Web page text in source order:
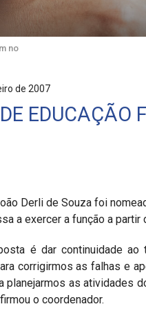
novo coordenador
de 2007
EDUCAÇÃO
Derli de Souza foi
a exercer a função a
é dar continuidade
corrigirmos as falhas e
planejarmos as atividades
o coordenador.